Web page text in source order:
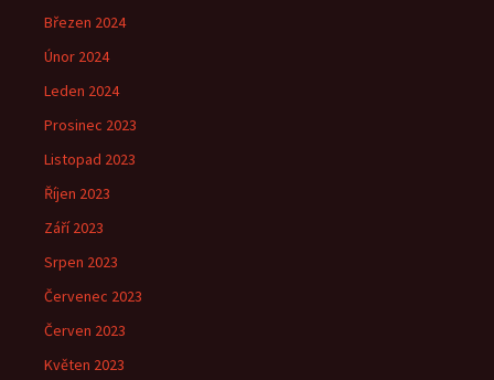
Březen 2024
Únor 2024
Leden 2024
Prosinec 2023
Listopad 2023
Říjen 2023
Září 2023
Srpen 2023
Červenec 2023
Červen 2023
Květen 2023